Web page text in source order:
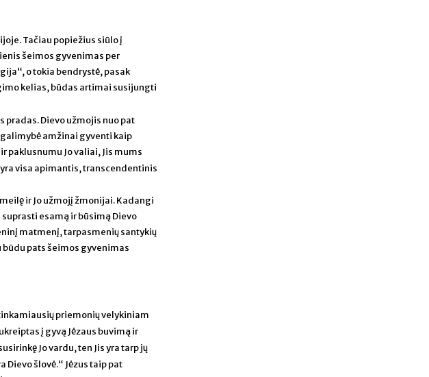
Tačiau popiežius siūlo į
šeimos gyvenimas per
o tokia bendrystė, pasak
kelias, būdas artimai susijungti
pradas. Dievo užmojis nuo pat
amžinai gyventi kaip
paklusnumu Jo valiai, Jis mums
yra visa apimantis, transcendentinis
ir Jo užmojį žmonijai. Kadangi
esamą ir būsimą Dievo
matmenį, tarpasmenių santykių
pats šeimos gyvenimas
priemonių velykiniam
į gyvą Jėzaus buvimą ir
Jo vardu, ten Jis yra tarp jų
Dievo šlovė.“ Jėzus taip pat